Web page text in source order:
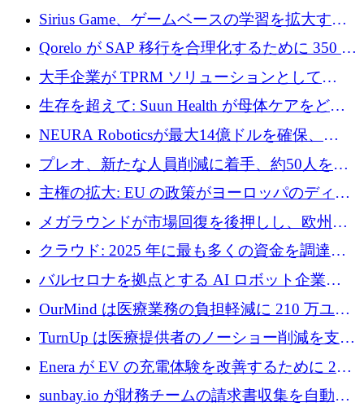
速するために150万ユーロを調達
Sirius Game、ゲームベースの学習を拡大する
ために 130 万ユーロの資金調達を完了
Qorelo が SAP 移行を合理化するために 350 万
ドルを調達
大手企業が TPRM ソリューションとして
Vanta を選択する理由
生存を超えて: Suun Health が母体ケアをどの
ように再考しているか
NEURA Roboticsが最大14億ドルを確保、
Bending Spoonsが米国IPOを申請、英国首相が
4億ポンドのチップ計画を発表
プレオ、新たな人員削減に着手、約50人を解
雇
主権の拡大: EU の政策がヨーロッパのディー
プテック戦略をどのように再構築しているか
メガラウンドが市場回復を後押しし、欧州の
ハイテク資金調達は5月に105億ユーロに回復
クラウド: 2025 年に最も多くの資金を調達し
た 10 社
バルセロナを拠点とする AI ロボット企業
Theker が 8,500 万ドルを調達
OurMind は医療業務の負担軽減に 210 万ユー
ロを寄付
TurnUp は医療提供者のノーショー削減を支援
するために 200 万ユーロを調達
Enera が EV の充電体験を改善するために 200
万ドルを調達
sunbay.io が財務チームの請求書収集を自動化